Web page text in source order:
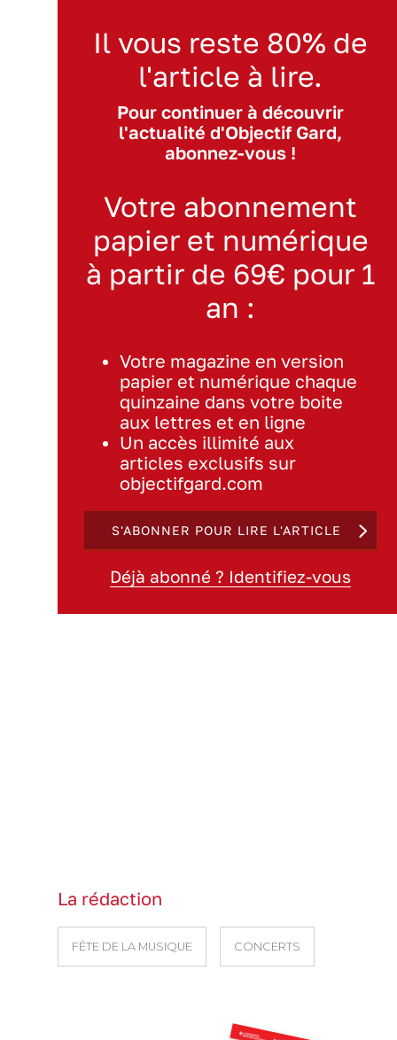
Il vous reste 80% de
l'article à lire.
Pour continuer à découvrir
l'actualité d'Objectif Gard,
abonnez-vous !
Votre abonnement
papier et numérique
à partir de 69€ pour 1
an :
Votre magazine en version
papier et numérique chaque
quinzaine dans votre boite
aux lettres et en ligne
Un accès illimité aux
articles exclusifs sur
objectifgard.com
S'ABONNER POUR LIRE L'ARTICLE
Déjà abonné ? Identifiez-vous
La rédaction
FÊTE DE LA MUSIQUE CONCERTS